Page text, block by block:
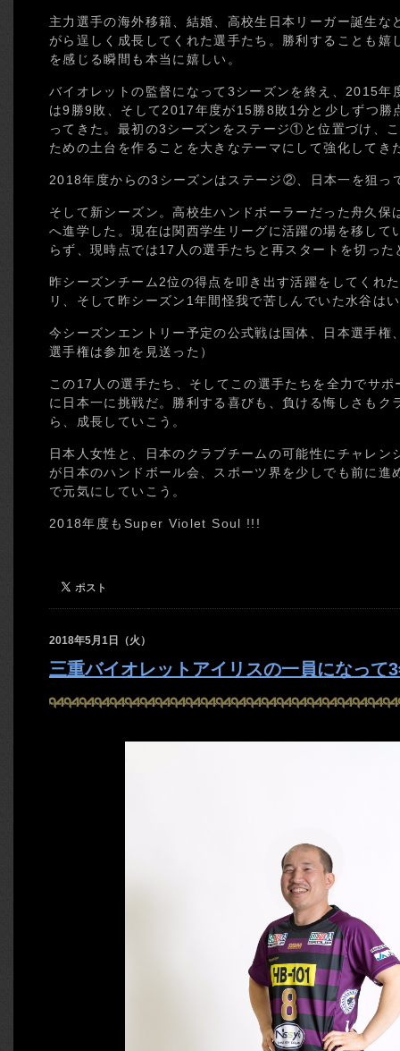
主力選手の海外移籍、結婚、高校生日本リーガー誕生な
がら逞しく成長してくれた選手たち。勝利することも嬉
を感じる瞬間も本当に嬉しい。
バイオレットの監督になって3シーズンを終え、2015
は9勝9敗、そして2017年度が15勝8敗1分と少しずつ勝
ってきた。最初の3シーズンをステージ①と位置づけ、
ための土台を作ることを大きなテーマにして強化してき
2018年度からの3シーズンはステージ②、日本一を狙っ
そして新シーズン。高校生ハンドボーラーだった舟久保
へ進学した。現在は関西学生リーグに活躍の場を移して
らず、現時点では17人の選手たちと再スタートを切った
昨シーズンチーム2位の得点を叩き出す活躍をしてくれ
リ、そして昨シーズン1年間怪我で苦しんでいた水谷は
今シーズンエントリー予定の公式戦は国体、日本選手権
選手権は参加を見送った）
この17人の選手たち、そしてこの選手たちを全力でサ
に日本一に挑戦だ。勝利する喜びも、負ける悔しさもク
ら、成長していこう。
日本人女性と、日本のクラブチームの可能性にチャレン
が日本のハンドボール会、スポーツ界を少しでも前に進
で元気にしていこう。
2018年度もSuper Violet Soul !!!
2018年5月1日（火）
三重バイオレットアイリスの一員になって